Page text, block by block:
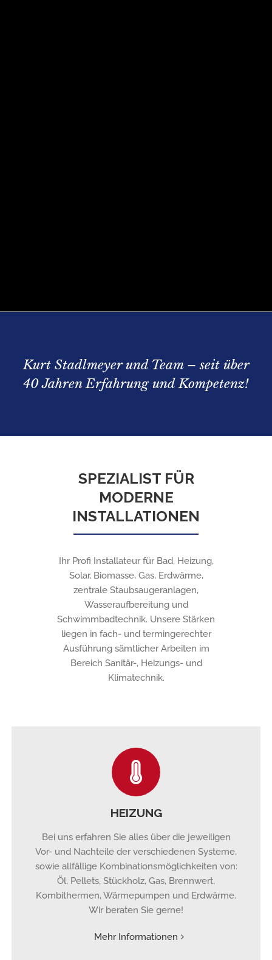
Kurt Stadlmeyer und Team – seit über
40 Jahren Erfahrung und Kompetenz!
SPEZIALIST FÜR
MODERNE
INSTALLATIONEN
Ihr Profi Installateur für Bad, Heizung,
Solar, Biomasse, Gas, Erdwärme,
zentrale Staubsaugeranlagen,
Wasseraufbereitung und
Schwimmbadtechnik. Unsere Stärken
liegen in fach- und termingerechter
Ausführung sämtlicher Arbeiten im
Bereich Sanitär-, Heizungs- und
Klimatechnik.
HEIZUNG
Bei uns erfahren Sie alles über die jeweiligen
Vor- und Nachteile der verschiedenen Systeme,
sowie allfällige Kombinationsmöglichkeiten von:
Öl, Pellets, Stückholz, Gas, Brennwert,
Kombithermen, Wärmepumpen und Erdwärme.
Wir beraten Sie gerne!
Mehr Informationen